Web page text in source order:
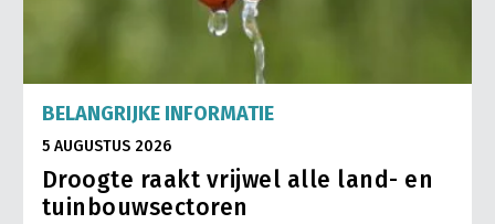
BELANGRIJKE INFORMATIE
5 AUGUSTUS 2026
Droogte raakt vrijwel alle land- en
tuinbouwsectoren